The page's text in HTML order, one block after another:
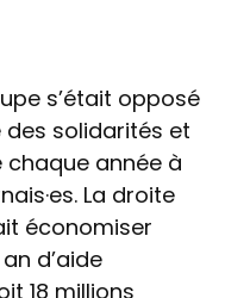
s’était opposé
des solidarités et
chaque année à
La droite
économiser
d’aide
18 millions